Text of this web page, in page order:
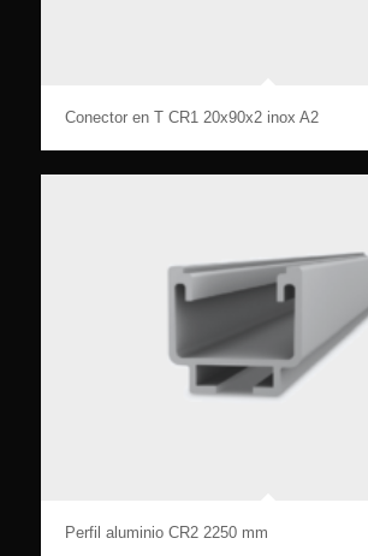
Conector en T CR1 20x90x2 inox A2
Perfil aluminio CR2 2250 mm